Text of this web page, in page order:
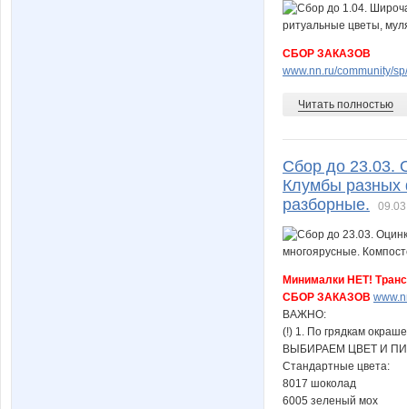
СБОР ЗАКАЗОВ
www.nn.ru/community/
Читать полностью
Сбор до 23.03.
Клумбы разных
разборные.
Минималки НЕТ!
СБОР ЗАКАЗОВ
ВАЖНО:
(!) 1. По грядкам
ВЫБИРАЕМ ЦВЕТ И
Стандартные цвета:
8017 шоколад
6005 зеленый мох